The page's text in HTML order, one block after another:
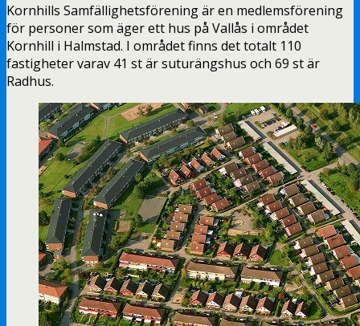
Kornhills Samfällighetsförening är en medlemsförening
för personer som äger ett hus på Vallås i området
Kornhill i Halmstad. I området finns det totalt 110
fastigheter varav 41 st är suturängshus och 69 st är
Radhus.